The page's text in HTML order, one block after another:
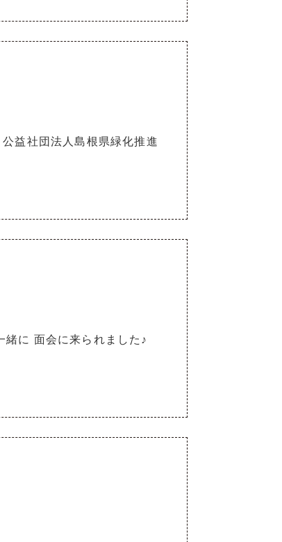
益社団法人島根県緑化推進
緒に 面会に来られました♪